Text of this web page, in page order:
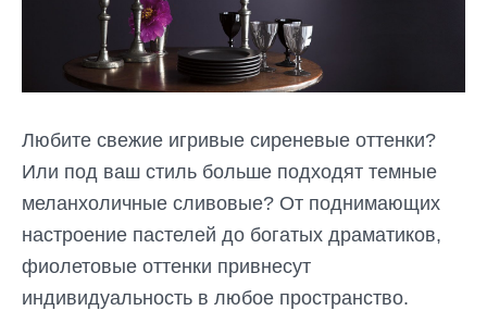
Любите свежие игривые сиреневые оттенки?
Или под ваш стиль больше подходят темные
меланхоличные сливовые? От поднимающих
настроение пастелей до богатых драматиков,
фиолетовые оттенки привнесут
индивидуальность в любое пространство.